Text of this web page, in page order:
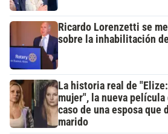
Ricardo Lorenzetti se
sobre la inhabilitación
La historia real de
mujer", la nueva
caso de una esposa que
marido